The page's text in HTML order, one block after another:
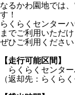
なるかわ園地では
す！
らくらくセンター
までご利用いただけ
ぜひご利用くださ
【走行可能区間】
らくらくセンター
（返却先：らくら